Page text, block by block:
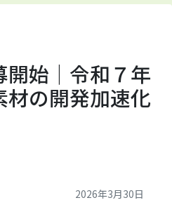
開始｜令和７年
材の開発加速化
2026年3月30日